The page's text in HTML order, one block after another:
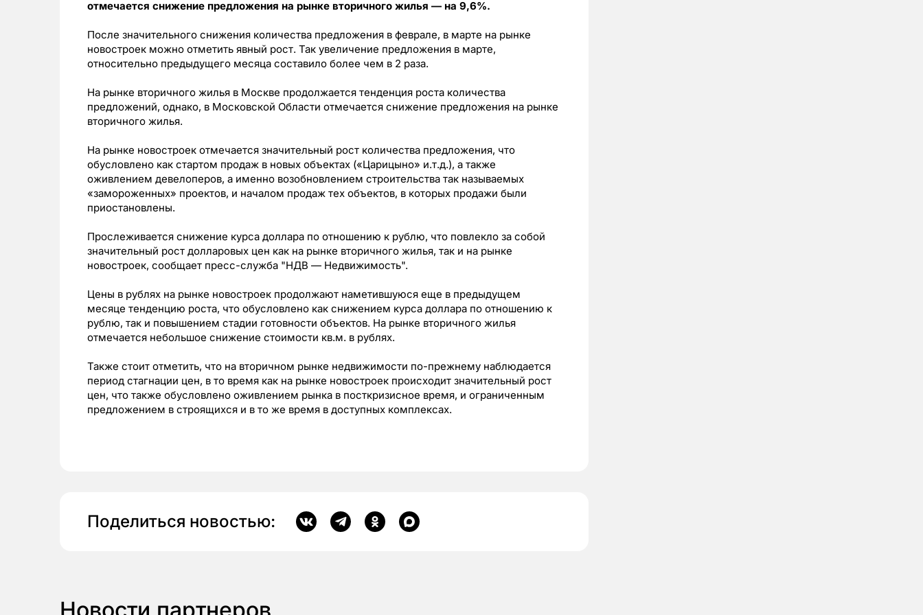
отмечается снижение предложения на рынке вторичного жилья — на 9,6%.
После значительного снижения количества предложения в феврале, в марте на рынке
новостроек можно отметить явный рост. Так увеличение предложения в марте,
относительно предыдущего месяца составило более чем в 2 раза.
На рынке вторичного жилья в Москве продолжается тенденция роста количества
предложений, однако, в Московской Области отмечается снижение предложения на рынке
вторичного жилья.
На рынке новостроек отмечается значительный рост количества предложения, что
обусловлено как стартом продаж в новых объектах («Царицыно» и.т.д.), а также
оживлением девелоперов, а именно возобновлением строительства так называемых
«замороженных» проектов, и началом продаж тех объектов, в которых продажи были
приостановлены.
Прослеживается снижение курса доллара по отношению к рублю, что повлекло за собой
значительный рост долларовых цен как на рынке вторичного жилья, так и на рынке
новостроек, сообщает пресс-служба "НДВ — Недвижимость".
Цены в рублях на рынке новостроек продолжают наметившуюся еще в предыдущем
месяце тенденцию роста, что обусловлено как снижением курса доллара по отношению к
рублю, так и повышением стадии готовности объектов. На рынке вторичного жилья
отмечается небольшое снижение стоимости кв.м. в рублях.
Также стоит отметить, что на вторичном рынке недвижимости по-прежнему наблюдается
период стагнации цен, в то время как на рынке новостроек происходит значительный рост
цен, что также обусловлено оживлением рынка в посткризисное время, и ограниченным
предложением в строящихся и в то же время в доступных комплексах.
Поделиться новостью: